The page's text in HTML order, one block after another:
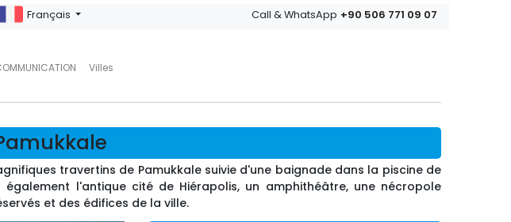
Villes
Français Call & WhatsApp +90 506 771 09 07
travertins de Pamukkale suivie d'une baignade dans la piscine de
l'antique cité de Hiérapolis, un amphithéâtre, une nécropole
et des édifices de la ville.